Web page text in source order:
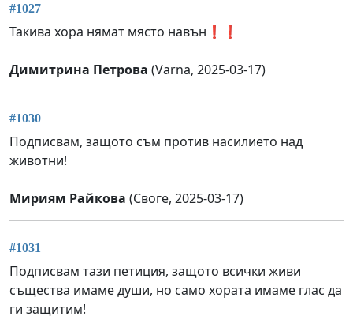
#1027
Такива хора нямат място навън❗❗
Димитрина Петрова (Varna, 2025-03-17)
#1030
Подписвам, защото съм против насилието над
животни!
Мириям Райкова (Своге, 2025-03-17)
#1031
Подписвам тази петиция, защото всички живи
същества имаме души, но само хората имаме глас да
ги защитим!